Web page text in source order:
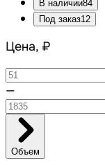
В наличии84
Под заказ12
Цена, ₽
—
Объем